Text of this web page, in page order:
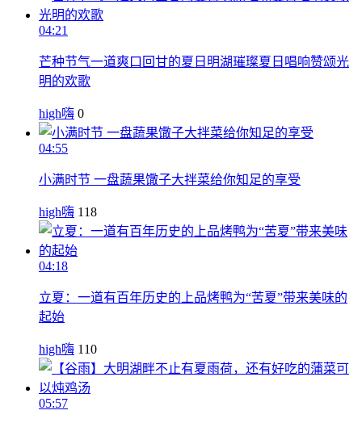
04:21
芒种节气一道爽口回甘的夏日明湖璀璨夏日唱响赞颂光
明的欢歌
high嗨 0
04:55
小满时节 一盘蔬果馓子大拌菜给你知足的享受
high嗨 118
04:18
立夏：一道有百年历史的上品烤鸭为“苦夏”带来美味的
起始
high嗨 110
05:57